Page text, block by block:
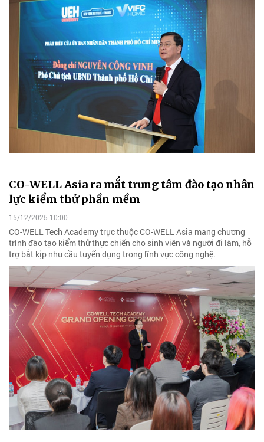
CO-WELL Asia ra mắt trung tâm đào tạo nhân
lực kiểm thử phần mềm
15/12/2025 10:00
CO-WELL Tech Academy trực thuộc CO-WELL Asia mang chương
trình đào tạo kiểm thử thực chiến cho sinh viên và người đi làm, hỗ
trợ bắt kịp nhu cầu tuyển dụng trong lĩnh vực công nghệ.